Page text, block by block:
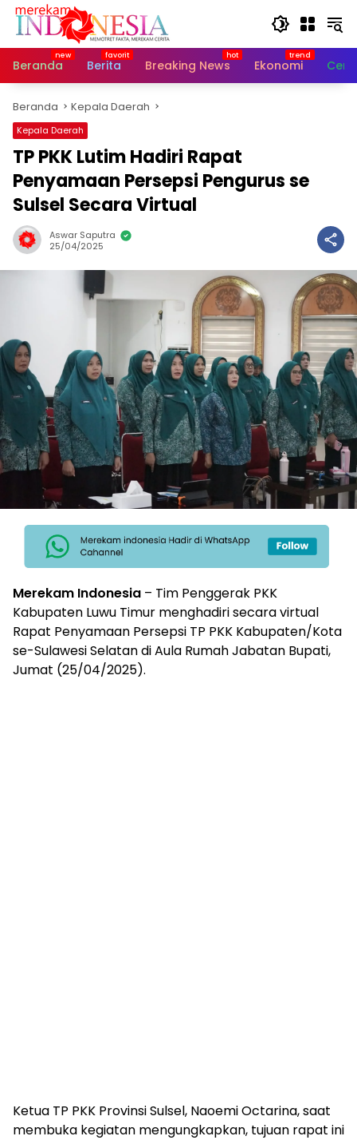
Langsung
Beranda
Berita Breaking News Ekonomi
Beranda Kepala Daerah
Kepala Daerah
TP PKK Lutim Hadiri Rapat
Penyamaan Persepsi Pengurus se
Sulsel Secara Virtual
Aswar Saputra
25/04/2025
Merekam Indonesia – Tim Penggerak PKK
Kabupaten Luwu Timur menghadiri secara virtual
Rapat Penyamaan Persepsi TP PKK Kabupaten/Kota
se-Sulawesi Selatan di Aula Rumah Jabatan Bupati,
Jumat (25/04/2025).
Ketua TP PKK Provinsi Sulsel, Naoemi Octarina, saat
membuka kegiatan mengungkapkan, tujuan rapat ini